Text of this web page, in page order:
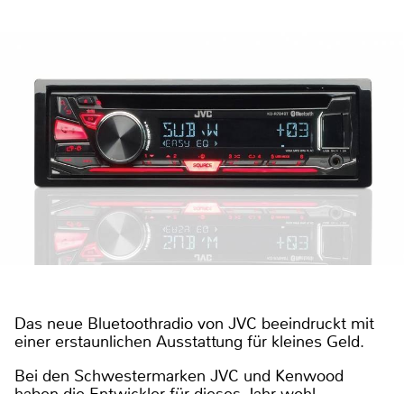
Das neue Bluetoothradio von JVC beeindruckt mit
einer erstaunlichen Ausstattung für kleines Geld.
Bei den Schwestermarken JVC und Kenwood